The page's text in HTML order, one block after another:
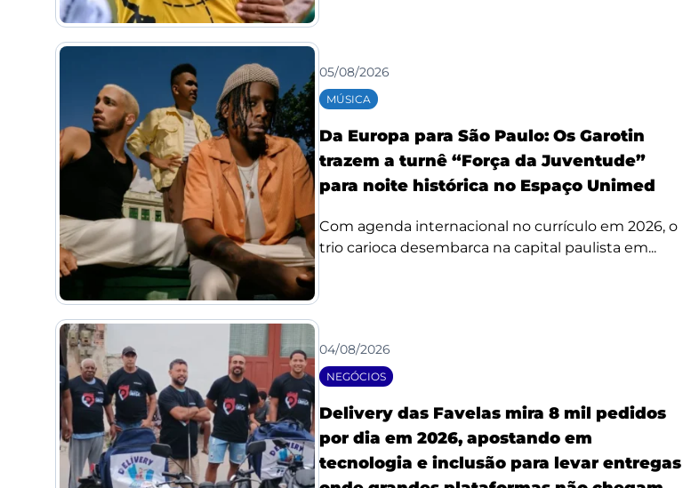
05/08/2026
MÚSICA
Da Europa para São Paulo: Os Garotin
trazem a turnê “Força da Juventude”
para noite histórica no Espaço Unimed
Com agenda internacional no currículo em 2026, o
trio carioca desembarca na capital paulista em...
04/08/2026
NEGÓCIOS
Delivery das Favelas mira 8 mil pedidos
por dia em 2026, apostando em
tecnologia e inclusão para levar entregas